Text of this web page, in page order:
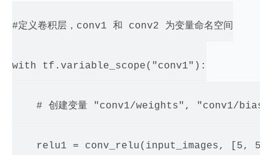
#定义卷积层，conv1 和 conv2 为变量命名空间
with tf.variable_scope("conv1"):
# 创建变量 "conv1/weights", "conv1/
relu1 = conv_relu(input_images, [5, 5,